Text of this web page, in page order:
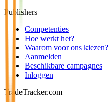
Publishers
Competenties
Hoe werkt het?
Waarom voor ons kiezen?
Aanmelden
Beschikbare campagnes
Inloggen
TradeTracker.com